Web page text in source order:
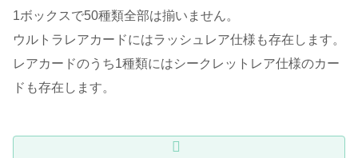
1ボックスで50種類全部は揃いません。
ウルトラレアカードにはラッシュレア仕様も存在します。
レアカードのうち1種類にはシークレットレア仕様のカー
ドも存在します。